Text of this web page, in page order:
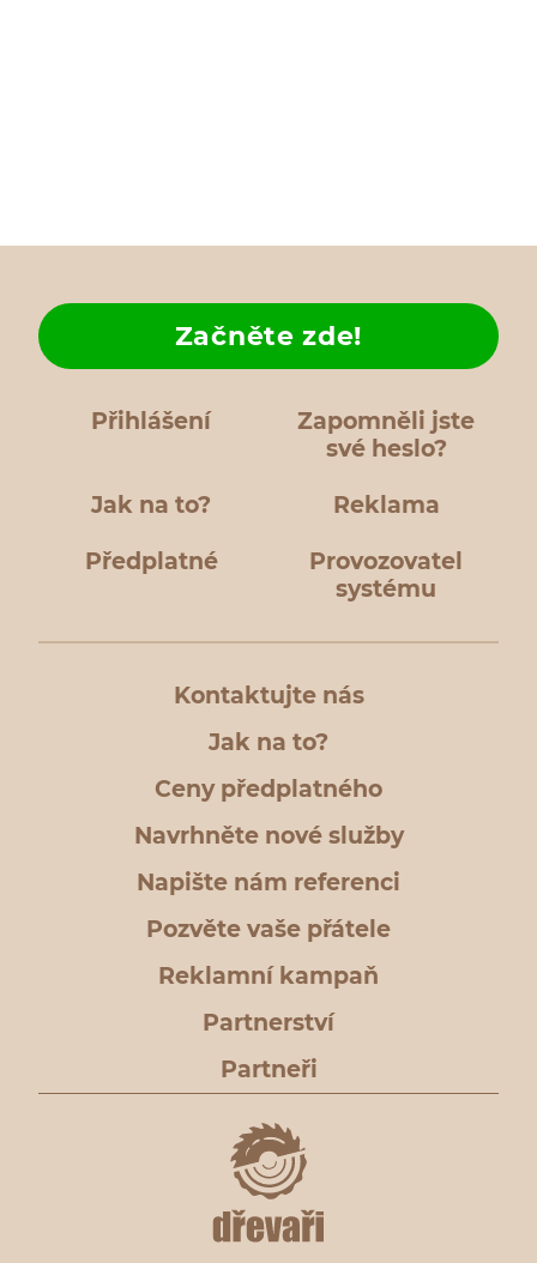
Přihlášení
Zapomněli jste
své heslo?
Jak na to?
Začněte zde!
Reklama
Předplatné
Provozovatel
systému
Kontaktujte nás
Jak na to?
Ceny předplatného
Navrhněte nové služby
Napište nám referenci
Pozvěte vaše přátele
Reklamní kampaň
Partnerství
Partneři